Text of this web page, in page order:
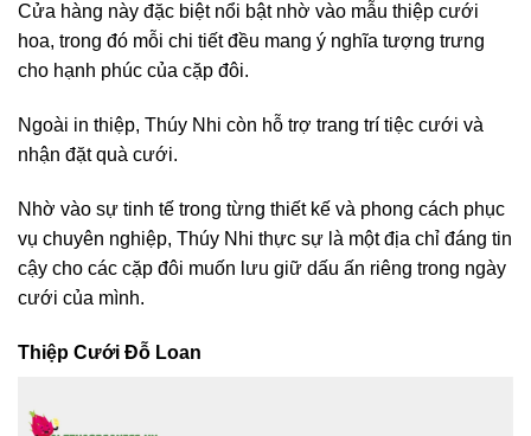
Cửa hàng này đặc biệt nổi bật nhờ vào mẫu thiệp cưới
hoa, trong đó mỗi chi tiết đều mang ý nghĩa tượng trưng
cho hạnh phúc của cặp đôi.
Ngoài in thiệp, Thúy Nhi còn hỗ trợ trang trí tiệc cưới và
nhận đặt quà cưới.
Nhờ vào sự tinh tế trong từng thiết kế và phong cách phục
vụ chuyên nghiệp, Thúy Nhi thực sự là một địa chỉ đáng tin
cậy cho các cặp đôi muốn lưu giữ dấu ấn riêng trong ngày
cưới của mình.
Thiệp Cưới Đỗ Loan